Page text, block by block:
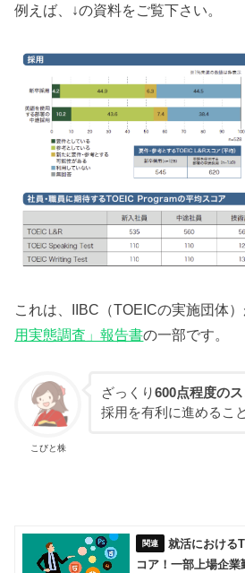
例えば、↓の資料をご覧下さい。
これは、IIBC（TOEICの実施団体
用実態調査」報告書の一部です。
こびと株
ざっくり600点程度の
採用を有利に進めるこ
就活における
コア！一部上場企